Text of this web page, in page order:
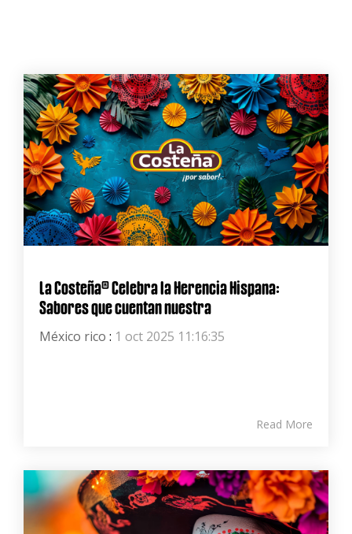
La Costeña® Celebra la Herencia Hispana:
Sabores que cuentan nuestra
México rico : 1 oct 2025 11:16:35
Read More